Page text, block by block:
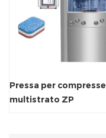
Pressa per compresse
multistrato ZP